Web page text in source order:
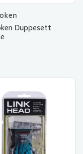
Duppesett